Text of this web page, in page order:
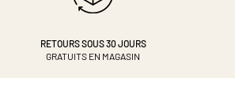
RETOURS SOUS 30 JOURS
GRATUITS EN MAGASIN